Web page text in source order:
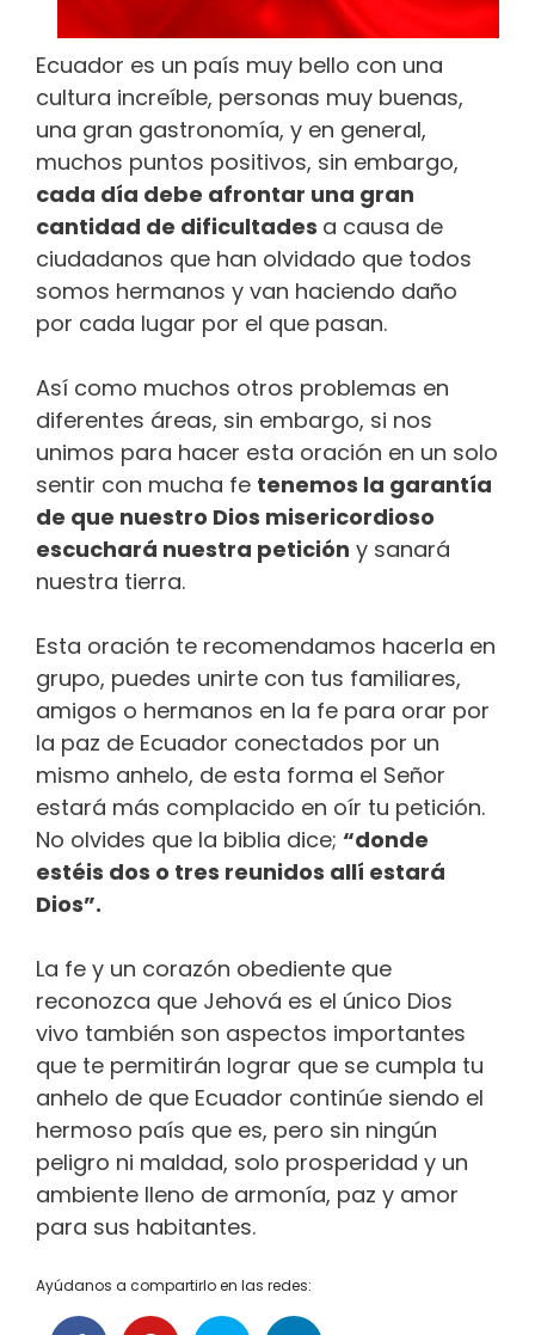
Ecuador es un país muy bello con una
cultura increíble, personas muy buenas,
una gran gastronomía, y en general,
muchos puntos positivos, sin embargo,
cada día debe afrontar una gran
cantidad de dificultades a causa de
ciudadanos que han olvidado que todos
somos hermanos y van haciendo daño
por cada lugar por el que pasan.
Así como muchos otros problemas en
diferentes áreas, sin embargo, si nos
unimos para hacer esta oración en un solo
sentir con mucha fe tenemos la garantía
de que nuestro Dios misericordioso
escuchará nuestra petición y sanará
nuestra tierra.
Esta oración te recomendamos hacerla en
grupo, puedes unirte con tus familiares,
amigos o hermanos en la fe para orar por
la paz de Ecuador conectados por un
mismo anhelo, de esta forma el Señor
estará más complacido en oír tu petición.
No olvides que la biblia dice; “donde
estéis dos o tres reunidos allí estará
Dios”.
La fe y un corazón obediente que
reconozca que Jehová es el único Dios
vivo también son aspectos importantes
que te permitirán lograr que se cumpla tu
anhelo de que Ecuador continúe siendo el
hermoso país que es, pero sin ningún
peligro ni maldad, solo prosperidad y un
ambiente lleno de armonía, paz y amor
para sus habitantes.
Ayúdanos a compartirlo en las redes: